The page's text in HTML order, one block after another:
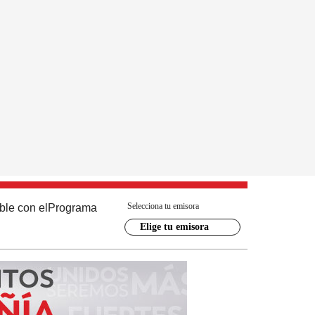
con el Programa Selecciona tu emisora
Elige tu emisora